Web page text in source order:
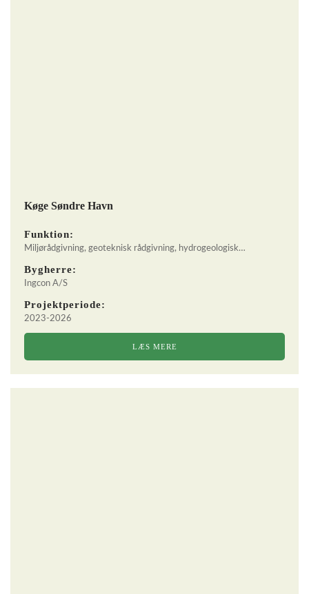
Køge Søndre Havn
Funktion:
Miljørådgivning, geoteknisk rådgivning, hydrogeologisk…
Bygherre:
Ingcon A/S
Projektperiode:
2023-2026
LÆS MERE